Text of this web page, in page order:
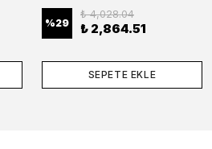
%29
₺ 4,028.04
₺ 2,864.51
SEPETE EKLE